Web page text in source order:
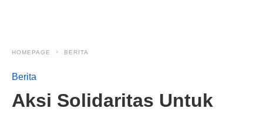
HOMEPAGE BERITA
Berita
Aksi Solidaritas Untuk